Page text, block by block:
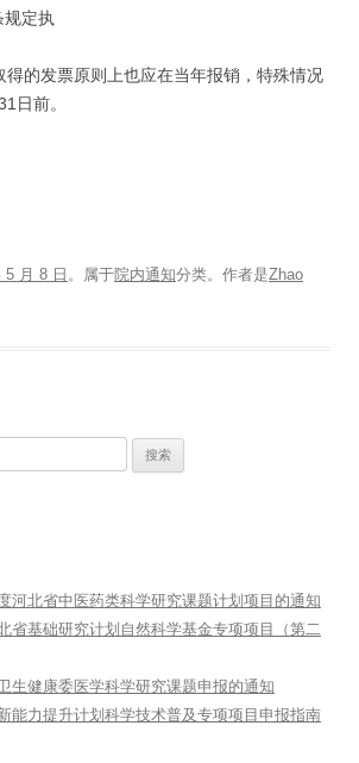
定执
得的发票原则上也应在当年报销，特殊情况
日前。
5 月 8 日 。属于院内通知分类。 作者是Zhao
河北省中医药类科学研究课题计划项目的通知
省基础研究计划自然科学基金专项项目（第二
生健康委医学科学研究课题申报的通知
能力提升计划科学技术普及专项项目申报指南